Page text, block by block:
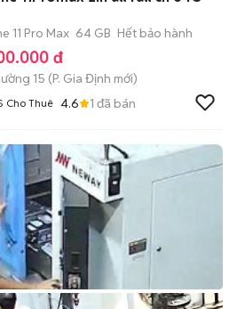
11 Pro Max 64 GB Hết bảo hành
đ
15 (P. Gia Định mới)
Cho Thuê 4.6 1 đã bán